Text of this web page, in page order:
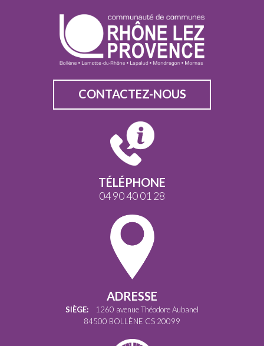
CONTACTEZ-NOUS
TÉLÉPHONE
04 90 40 01 28
ADRESSE
SIÈGE: 1260 avenue Théodore Aubanel
84500 BOLLÈNE CS 20099